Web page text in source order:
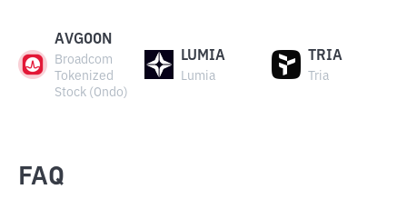
AVGOON
Broadcom
Tokenized
Stock (Ondo)
LUMIA
Lumia
TRIA
Tria
FAQ